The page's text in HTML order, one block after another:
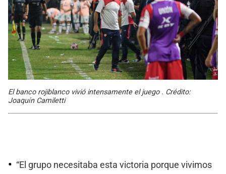
El banco rojiblanco vivió intensamente el juego . Crédito:
Joaquín Camiletti
“El grupo necesitaba esta victoria porque vivimos